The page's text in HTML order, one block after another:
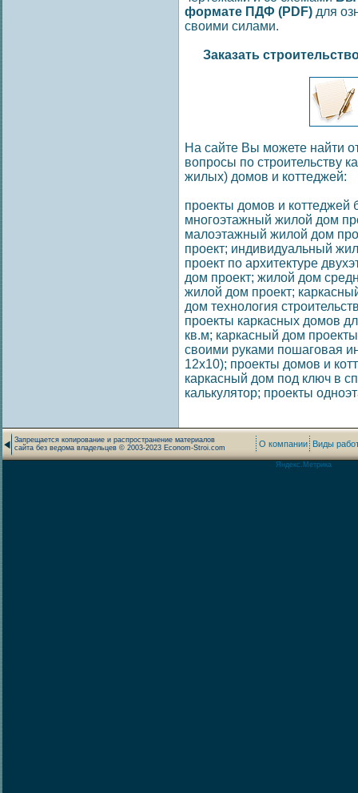
формате ПДФ (PDF) для
своими силами.
Заказать
На сайте Вы можете найти
вопросы по строительству
жилых) домов и коттеджей:
проекты домов и коттеджей
многоэтажный жилой дом
малоэтажный жилой дом
проект; индивидуальный
проект по архитектуре
дом проект; жилой дом
жилой дом проект;
дом технология
проекты каркасных домов
кв.м; каркасный дом
своими руками пошаговая
12х10); проекты домов и
каркасный дом под ключ в
калькулятор; проекты
Запрещается копирование и распространение материалов
сайта без ведома владельцев © 2003-2023 Econom-Stroi.com
О компании Виды